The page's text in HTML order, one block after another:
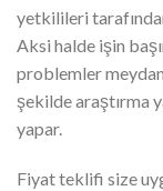
yetkilileri
Aksi halde işin
problemler
şekilde araştırma
yapar.
Fiyat teklifi size